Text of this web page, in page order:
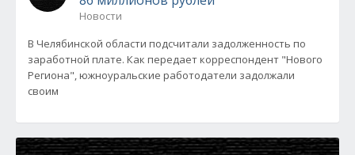
Новости
В Челябинской области подсчитали задолженность по
заработной плате. Как передает корреспондент "Нового
Региона", южноуральские работодатели задолжали
своим